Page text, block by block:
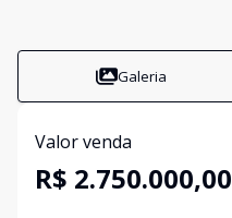
Galeria
Valor venda
R$ 2.750.000,00